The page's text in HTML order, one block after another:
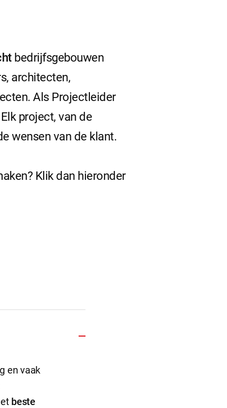
bedrijfsgebouwen
architecten,
Als Projectleider
project, van de
wensen van de klant.
Klik dan hieronder
en vaak
beste